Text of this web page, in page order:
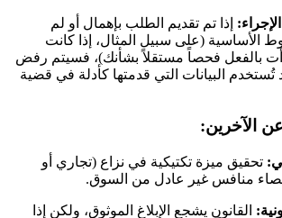
إذا تم تقديم الطلب بإهمال أو لم
الأساسية (على سبيل المثال، إذا كانت
بالفعل فحصاً مستقلاً بشأنك)، فسيتم رفض
البيانات التي قدمتها كأدلة في قضية
الآخرين:
تحقيق ميزة تكتيكية في نزاع (تجاري أو
منافس غير عادل من السوق.
القانون يشجع الإبلاغ الموثوق، ولكن إذا